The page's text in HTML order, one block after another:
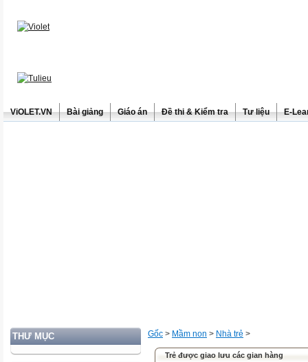
ViOLET.VN Bài giảng Giáo án Đề thi & Kiểm tra Tư liệu E-
THƯ MỤC Gốc > Mầm non > Nhà trẻ >
Trẻ được giao lưu các gian hàng